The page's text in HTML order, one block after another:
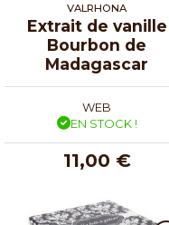
VALRHONA
Extrait de vanille
Bourbon de
Madagascar
WEB
EN STOCK !
11,00 €